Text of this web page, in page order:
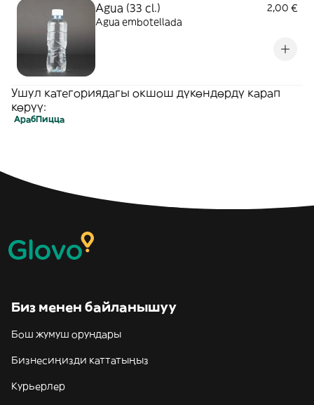
Agua (33 cl.)
2,00 €
Agua embotellada
Ушул категориядагы окшош дүкөндөрдү карап
көрүү:
АрабПицца
Биз менен байланышуу
Бош жумуш орундары
Бизнесиңизди каттатыңыз
Курьерлер